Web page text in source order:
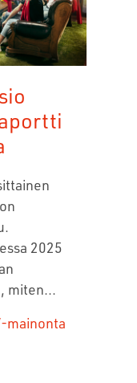
2025
miten...
mainonta